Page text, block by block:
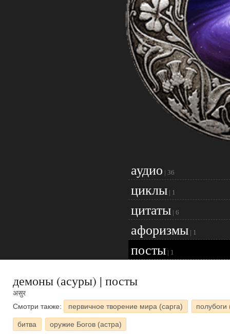
аудио | 36
циклы | 1
цитаты | 6
афоризмы | 1
посты | 1
демоны (асуры) | посты
असुर
Смотри также:
первичное творение мира (сарга) полубоги
битва оружие Богов (астра)